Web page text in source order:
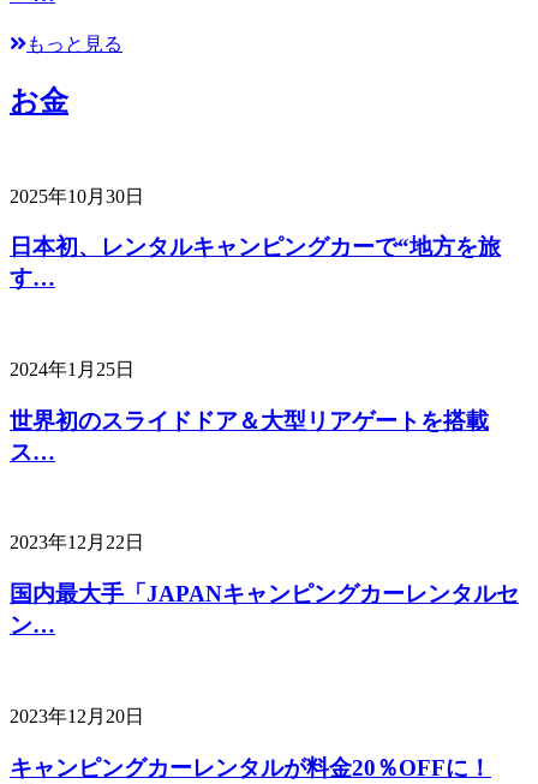
もっと見る
お金
2025年10月30日
日本初、レンタルキャンピングカーで“地方を旅
す…
2024年1月25日
世界初のスライドドア＆大型リアゲートを搭載
ス…
2023年12月22日
国内最大手「JAPANキャンピングカーレンタルセ
ン…
2023年12月20日
キャンピングカーレンタルが料金20％OFFに！